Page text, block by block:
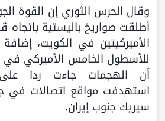
وقال الحرس الثوري إن القوة
أطلقت صواريخ باليستية
الأميركيتين في الكويت،
للأسطول الخامس الأميركي في
أن الهجمات جاءت ردا
استهدفت مواقع اتصالات في
سيريك جنوب إيران.